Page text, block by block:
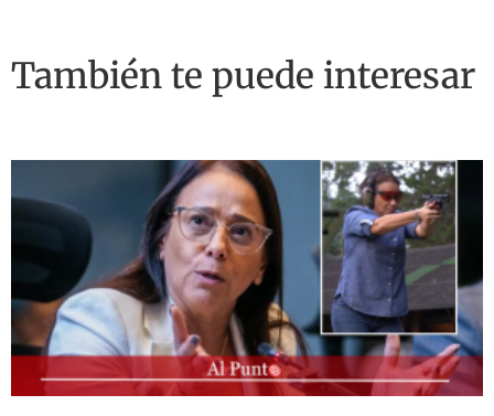
También te puede interesar